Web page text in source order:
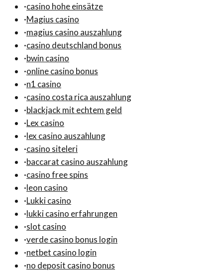
·casino hohe einsätze
·Magius casino
·magius casino auszahlung
·casino deutschland bonus
·bwin casino
·online casino bonus
·n1 casino
·casino costa rica auszahlung
·blackjack mit echtem geld
·Lex casino
·lex casino auszahlung
·casino siteleri
·baccarat casino auszahlung
·casino free spins
·leon casino
·Lukki casino
·lukki casino erfahrungen
·slot casino
·verde casino bonus login
·netbet casino login
·no deposit casino bonus